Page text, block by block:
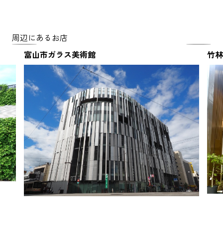
周辺にあるお店
富山市ガラス美術館
竹